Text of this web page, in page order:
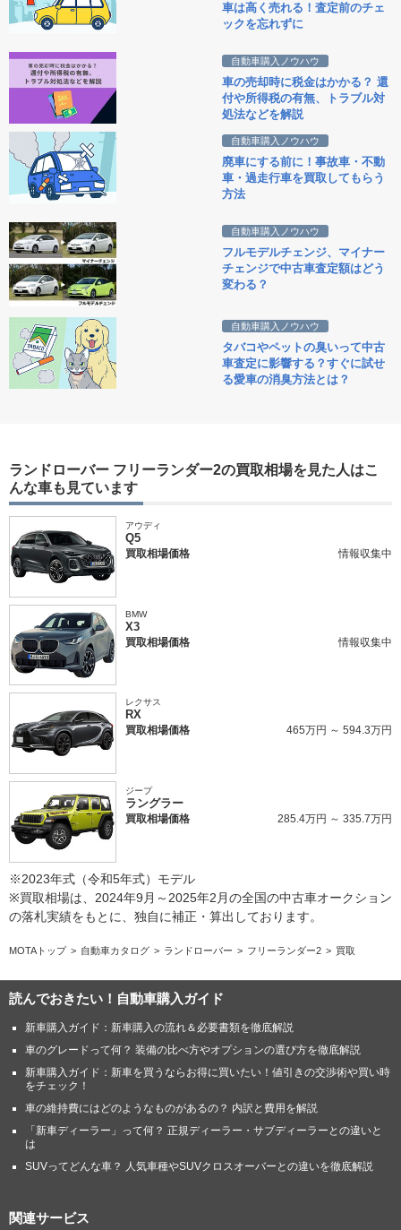
車は高く売れる！査定前のチェ
ックを忘れずに
自動車購入ノウハウ
車の売却時に税金はかかる？ 還
付や所得税の有無、トラブル対
処法などを解説
自動車購入ノウハウ
廃車にする前に！事故車・不動
車・過走行車を買取してもらう
方法
自動車購入ノウハウ
フルモデルチェンジ、マイナー
チェンジで中古車査定額はどう
変わる？
自動車購入ノウハウ
タバコやペットの臭いって中古
車査定に影響する？すぐに試せ
る愛車の消臭方法とは？
ランドローバー フリーランダー2の買取相場を見た人はこ
んな車も見ています
アウディ
Q5
買取相場価格 情報収集中
BMW
X3
買取相場価格 情報収集中
レクサス
RX
買取相場価格 465万円 ～ 594.3万円
ジープ
ラングラー
買取相場価格 285.4万円 ～ 335.7万円
※2023年式（令和5年式）モデル
※買取相場は、2024年9月～2025年2月の全国の中古車オークション
の落札実績をもとに、独自に補正・算出しております。
MOTAトップ 自動車カタログ ランドローバー フリーランダー2 買取
読んでおきたい！自動車購入ガイド
新車購入ガイド：新車購入の流れ＆必要書類を徹底解説
車のグレードって何？ 装備の比べ方やオプションの選び方を徹底解説
新車購入ガイド：新車を買うならお得に買いたい！値引きの交渉術や買い時
をチェック！
車の維持費にはどのようなものがあるの？ 内訳と費用を解説
「新車ディーラー」って何？ 正規ディーラー・サブディーラーとの違いと
は
SUVってどんな車？ 人気車種やSUVクロスオーバーとの違いを徹底解説
関連サービス